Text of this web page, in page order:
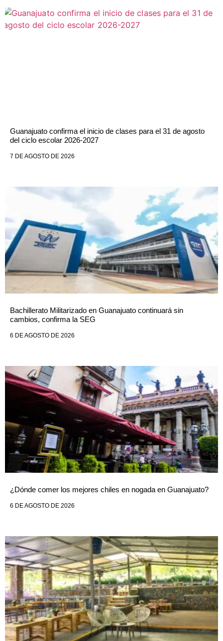
Guanajuato confirma el inicio de clases para el 31 de agosto
del ciclo escolar 2026-2027
7 DE AGOSTO DE 2026
Bachillerato Militarizado en Guanajuato continuará sin
cambios, confirma la SEG
6 DE AGOSTO DE 2026
¿Dónde comer los mejores chiles en nogada en Guanajuato?
6 DE AGOSTO DE 2026